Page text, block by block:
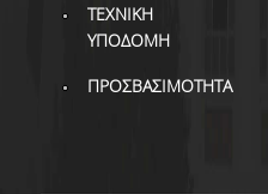
ΤΕΧΝΙΚΗ
ΥΠΟΔΟΜΗ
ΠΡΟΣΒΑΣΙΜΟΤΗΤΑ